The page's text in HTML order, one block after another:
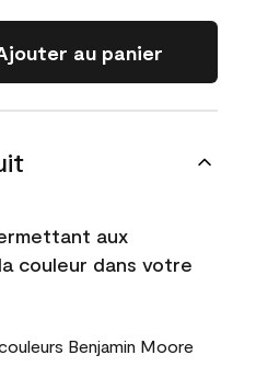
au panier
aux
couleur dans votre
Benjamin Moore